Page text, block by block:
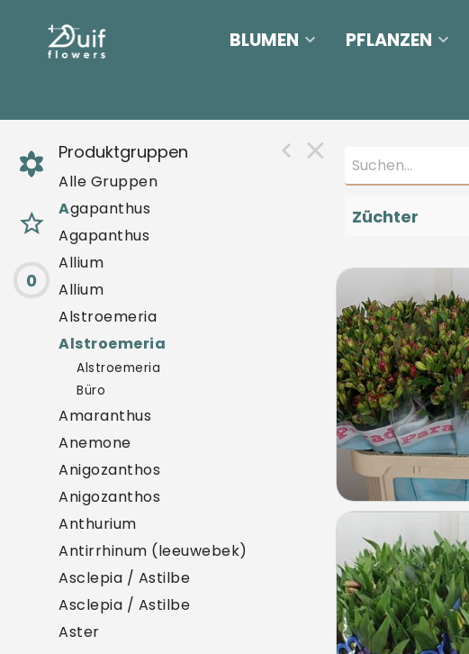
BLUMEN PFLANZEN
0
Produktgruppen
Alle Gruppen
Agapanthus
Agapanthus
Allium
Allium
Alstroemeria
Alstroemeria
Alstroemeria
Büro
Amaranthus
Anemone
Anigozanthos
Anigozanthos
Anthurium
Antirrhinum (leeuwebek)
Asclepia / Astilbe
Asclepia / Astilbe
Aster
Züchter
Alst Fl Pink
U moet
Alstroemeria
U moet